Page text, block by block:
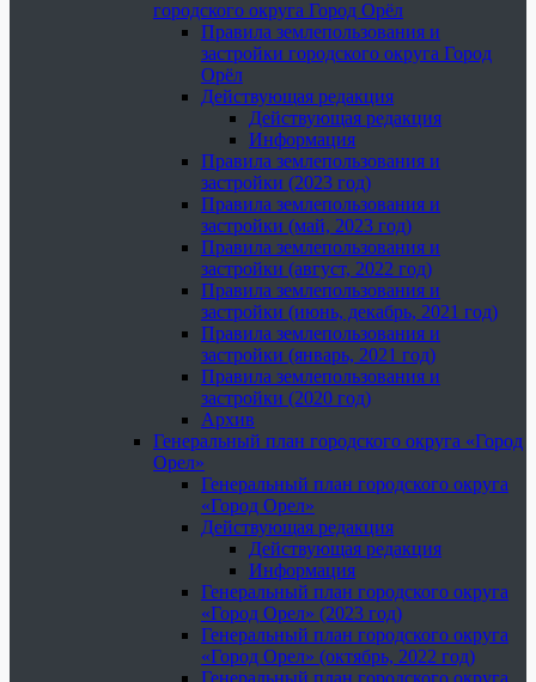
городского округа Город Орёл
Правила землепользования и
застройки городского округа Город
Орёл
Действующая редакция
Действующая редакция
Информация
Правила землепользования и
застройки (2023 год)
Правила землепользования и
застройки (май, 2023 год)
Правила землепользования и
застройки (август, 2022 год)
Правила землепользования и
застройки (июнь, декабрь, 2021 год)
Правила землепользования и
застройки (январь, 2021 год)
Правила землепользования и
застройки (2020 год)
Архив
Генеральный план городского округа «Город
Орел»
Генеральный план городского округа
«Город Орел»
Действующая редакция
Действующая редакция
Информация
Генеральный план городского округа
«Город Орел» (2023 год)
Генеральный план городского округа
«Город Орел» (октябрь, 2022 год)
Генеральный план городского округа